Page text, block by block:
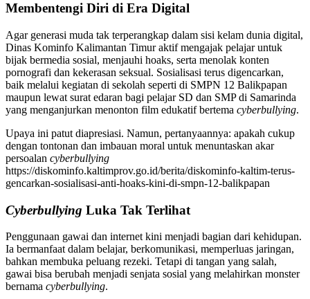
Membentengi Diri di Era Digital
Agar generasi muda tak terperangkap dalam sisi kelam dunia digital,
Dinas Kominfo Kalimantan Timur aktif mengajak pelajar untuk
bijak bermedia sosial, menjauhi hoaks, serta menolak konten
pornografi dan kekerasan seksual. Sosialisasi terus digencarkan,
baik melalui kegiatan di sekolah seperti di SMPN 12 Balikpapan
maupun lewat surat edaran bagi pelajar SD dan SMP di Samarinda
yang menganjurkan menonton film edukatif bertema cyberbullying.
Upaya ini patut diapresiasi. Namun, pertanyaannya: apakah cukup
dengan tontonan dan imbauan moral untuk menuntaskan akar
persoalan cyberbullying
https://diskominfo.kaltimprov.go.id/berita/diskominfo-kaltim-terus-
gencarkan-sosialisasi-anti-hoaks-kini-di-smpn-12-balikpapan
Cyberbullying Luka Tak Terlihat
Penggunaan gawai dan internet kini menjadi bagian dari kehidupan.
Ia bermanfaat dalam belajar, berkomunikasi, memperluas jaringan,
bahkan membuka peluang rezeki. Tetapi di tangan yang salah,
gawai bisa berubah menjadi senjata sosial yang melahirkan monster
bernama cyberbullying.